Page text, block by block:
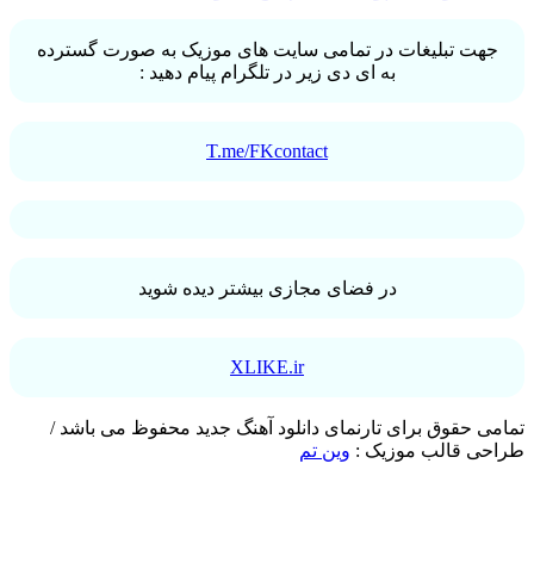
تبلیغات در تمامی سایت های موزیک به صورت گسترده
به ای دی زیر در تلگرام پیام دهید :
T.me/FKcontact
در فضای مجازی بیشتر دیده شوید
XLIKE.ir
حقوق برای تارنمای دانلود آهنگ جدید محفوظ می باشد /
قالب موزیک :وین تم